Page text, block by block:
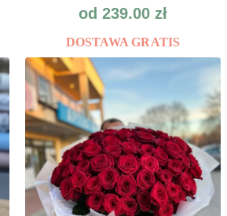
od 239.00 zł
DOSTAWA GRATIS